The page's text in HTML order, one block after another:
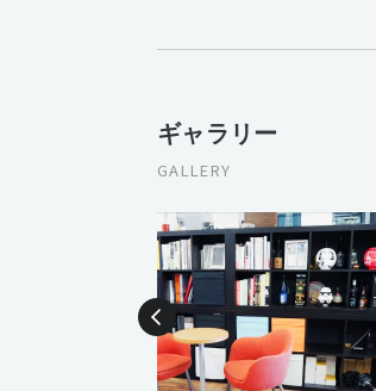
ギャラリー
GALLERY